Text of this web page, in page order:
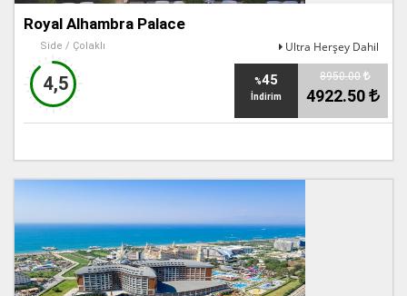
Royal Alhambra Palace
Side / Çolaklı Ultra Herşey Dahil
4,5 %45
İndirim
8950.00
4922.50